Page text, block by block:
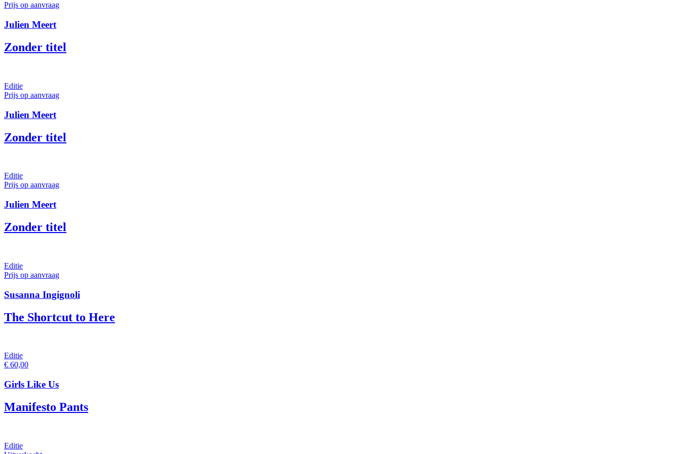
Prijs op aanvraag
Julien Meert
Zonder titel
Editie
Prijs op aanvraag
Julien Meert
Zonder titel
Editie
Prijs op aanvraag
Julien Meert
Zonder titel
Editie
Prijs op aanvraag
Susanna Ingignoli
The Shortcut to Here
Editie
€ 60,00
Girls Like Us
Manifesto Pants
Editie